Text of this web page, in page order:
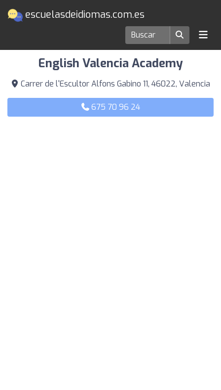
escuelasdeidiomas.com.es
Escuelas de idiomas en Valencia
English Valencia Academy
Carrer de l'Escultor Alfons Gabino 11, 46022, Valencia
675 70 96 24